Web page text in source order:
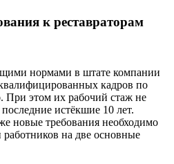
к реставраторам
нормами в штате компании
кадров по
При этом их рабочий стаж не
истёкшие 10 лет.
новые требования необходимо
на две основные